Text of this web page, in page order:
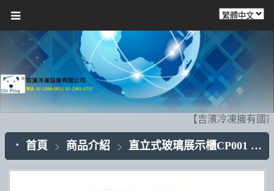
【吉濱冷凍擁有國
首頁 商品介紹 直立式玻璃展示櫃CP001